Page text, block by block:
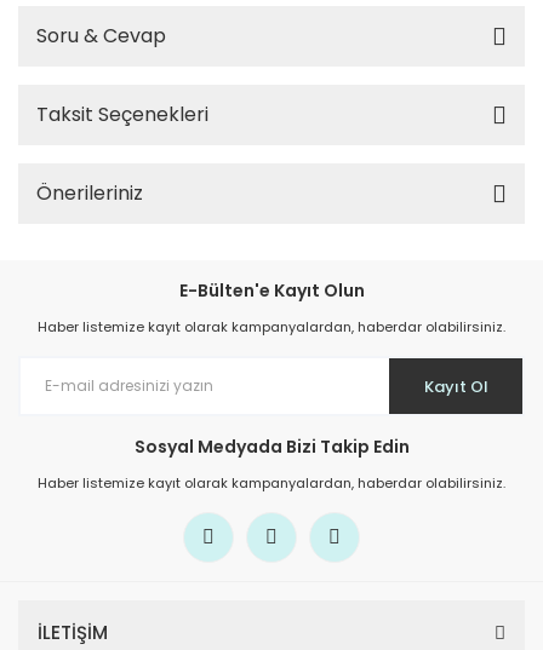
Soru & Cevap
Taksit Seçenekleri
Önerileriniz
E-Bülten'e Kayıt Olun
Haber listemize kayıt olarak kampanyalardan, haberdar olabilirsiniz.
Kayıt Ol
Sosyal Medyada Bizi Takip Edin
Haber listemize kayıt olarak kampanyalardan, haberdar olabilirsiniz.
İLETİŞİM